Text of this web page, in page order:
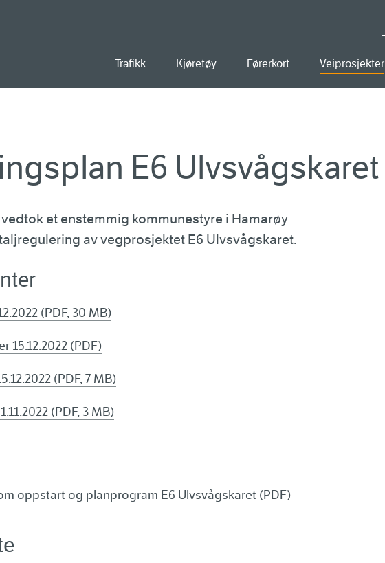
Trafikk Kjøretøy Førerkort Veiprosjekter
E6 Ulvsvågskaret
et enstemmig kommunestyre i Hamarøy
av vegprosjektet E6 Ulvsvågskaret.
(PDF, 30 MB)
15.12.2022 (PDF)
(PDF, 7 MB)
(PDF, 3 MB)
oppstart og planprogram E6 Ulvsvågskaret (PDF)